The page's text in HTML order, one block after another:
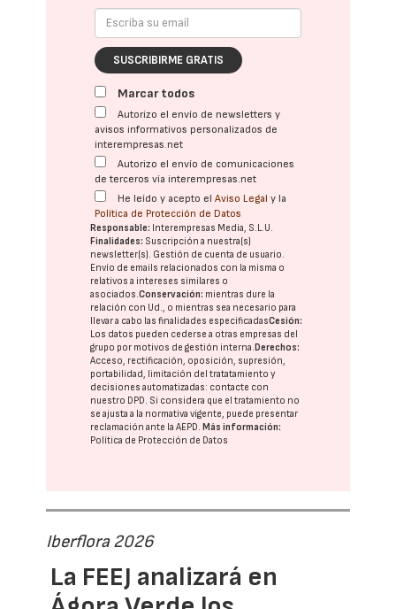
SUSCRIBIRME GRATIS
Marcar todos
Autorizo el envío de newsletters y
avisos informativos personalizados de
interempresas.net
Autorizo el envío de comunicaciones
de terceros vía interempresas.net
He leído y acepto elAviso Legal y la
Política de Protección de Datos
Responsable: Interempresas Media, S.L.U.
Finalidades: Suscripción a nuestra(s)
newsletter(s). Gestión de cuenta de usuario.
Envío de emails relacionados con la misma o
relativos a intereses similares o
asociados.Conservación: mientras dure la
relación con Ud., o mientras sea necesario para
llevar a cabo las finalidades especificadasCesión:
Los datos pueden cederse a otras empresas del
grupo por motivos de gestión interna.Derechos:
Acceso, rectificación, oposición, supresión,
portabilidad, limitación del tratatamiento y
decisiones automatizadas: contacte con
nuestro DPD . Si considera que el tratamiento no
se ajusta a la normativa vigente, puede presentar
reclamación ante laAEPD .Más información:
Política de Protección de Datos
Iberflora 2026
La FEEJ analizará en